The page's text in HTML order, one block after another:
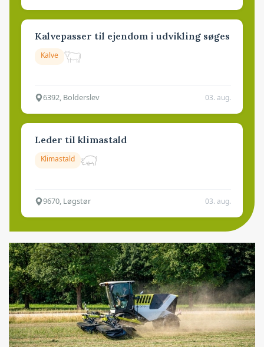
Kalvepasser til ejendom i udvikling søges
Kalve
6392, Bolderslev 03. aug.
Leder til klimastald
Klimastald
9670, Løgstør 03. aug.